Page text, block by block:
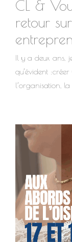
CL &
retour
Il y a deux ans,
qu’évident
l’organisation,
regarder le
belles histoires
et l’humain
scénographie
des moments
baptême…) des